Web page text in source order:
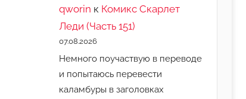
qworin к Комикс Скарлет
Леди (Часть 151)
07.08.2026
Немного поучаствую в переводе
и попытаюсь перевести
каламбуры в заголовках